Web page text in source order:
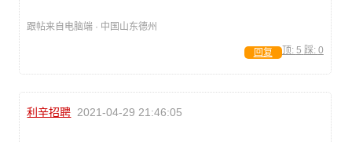
跟帖来自电脑端 · 中国山东德州
顶: 5 踩: 0
回复
利辛招聘 2021-04-29 21:46:05